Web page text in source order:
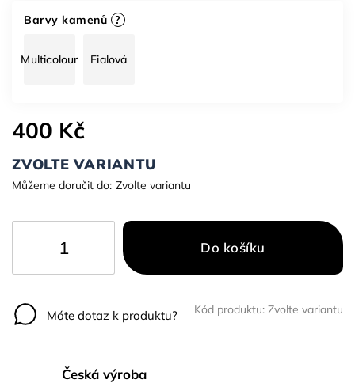
400 Kč
ZVOLTE VARIANTU
Můžeme doručit do: Zvolte variantu
Barvy kamenů ?
Multicolour Fialová
Do košíku
Máte dotaz k produktu? Kód produktu: Zvolte variantu
Česká výroba